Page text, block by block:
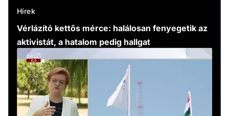
Hírek
Vérlázító kettős mérce: halálosan fenyegetik az
aktivistát, a hatalom pedig hallgat